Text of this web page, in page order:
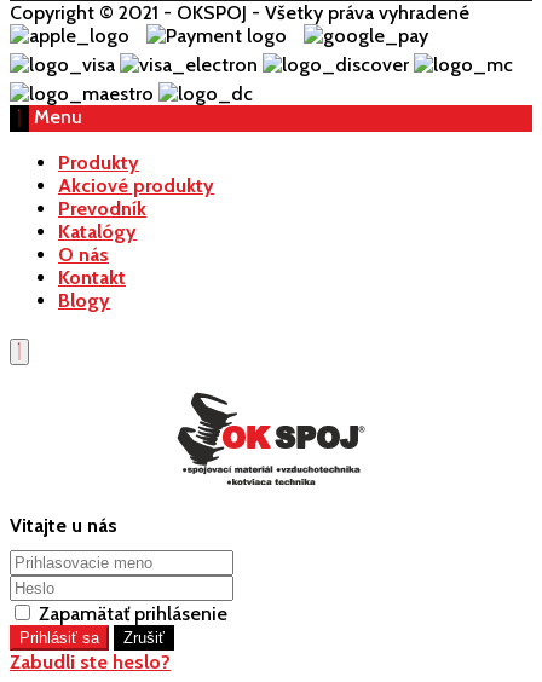
Copyright © 2021 - OKSPOJ - Všetky práva vyhradené
Menu
Produkty
Akciové produkty
Prevodník
Katalógy
O nás
Kontakt
Blogy
Vitajte u nás
Zapamätať prihlásenie
Zabudli ste heslo?